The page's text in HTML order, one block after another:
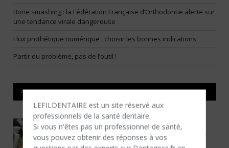
LEFILDENTAIRE est un site réservé aux
professionnels de la santé dentaire.
Si vous n'êtes​ pas un professionnel de santé,
vous pouvez obtenir des réponses à vos
Bone smashing : la Fédération Française d’Orthodontie alerte sur
une tendance virale dangereuse
Flux prothétique numérique : choisir les bonnes indications
Partir du problème, pas de l’outil !
AGENDA
05/01/2026 - 06/11/2026
Cursus Progressif : Maîtriser l’esthétique du
sourire